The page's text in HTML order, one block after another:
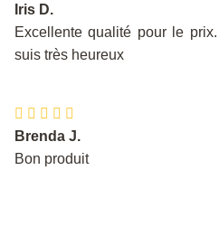
Iris D.
Excellente qualité pour le
suis très heureux
Brenda J.
Bon produit